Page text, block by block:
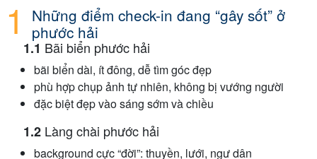
Những điểm check-in đang “gây sốt” ở
phước hải
Bãi biển phước hải
bãi biển dài, ít đông, dễ tìm góc đẹp
phù hợp chụp ảnh tự nhiên, không bị vướng người
đặc biệt đẹp vào sáng sớm và chiều
Làng chài phước hải
background cực “đời”: thuyền, lưới, ngư dân